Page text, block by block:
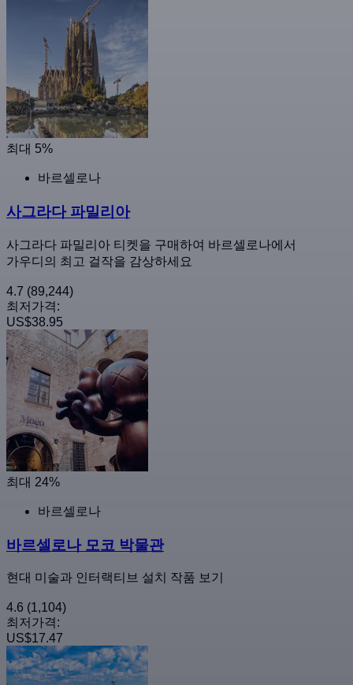
최대 5%
바르셀로나
사그라다 파밀리아
사그라다 파밀리아 티켓을 구매하여 바르셀로나에서
가우디의 최고 걸작을 감상하세요
4.7 (89,244)
최저가격:
US$38.95
최대 24%
바르셀로나
바르셀로나 모코 박물관
현대 미술과 인터랙티브 설치 작품 보기
4.6 (1,104)
최저가격:
US$17.47